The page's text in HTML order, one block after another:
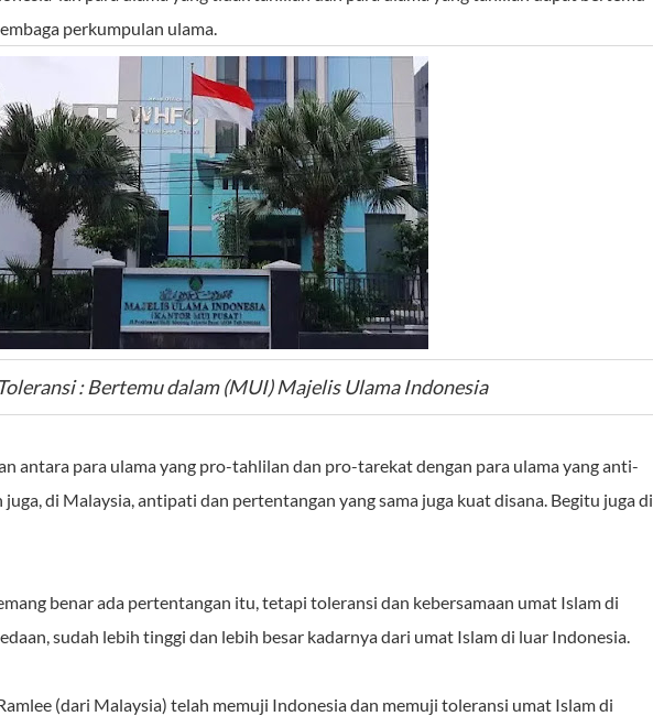
perkumpulan ulama.
: Bertemu dalam (MUI) Majelis Ulama Indonesia
antara para ulama yang pro-tahlilan dan pro-tarekat dengan para ulama yang anti-
di Malaysia, antipati dan pertentangan yang sama juga kuat disana. Begitu juga di
benar ada pertentangan itu, tetapi toleransi dan kebersamaan umat Islam di
sudah lebih tinggi dan lebih besar kadarnya dari umat Islam di luar Indonesia.
(dari Malaysia) telah memuji Indonesia dan memuji toleransi umat Islam di